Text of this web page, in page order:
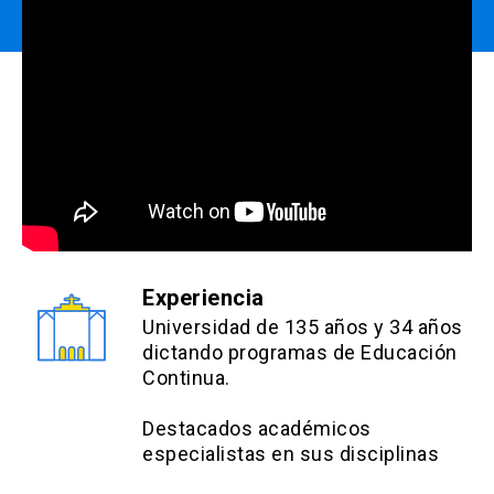
Experiencia
Universidad de 135 años y 34 años
dictando programas de Educación
Continua.
Destacados académicos
especialistas en sus disciplinas